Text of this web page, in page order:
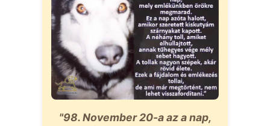
"98. November 20-a az a nap,